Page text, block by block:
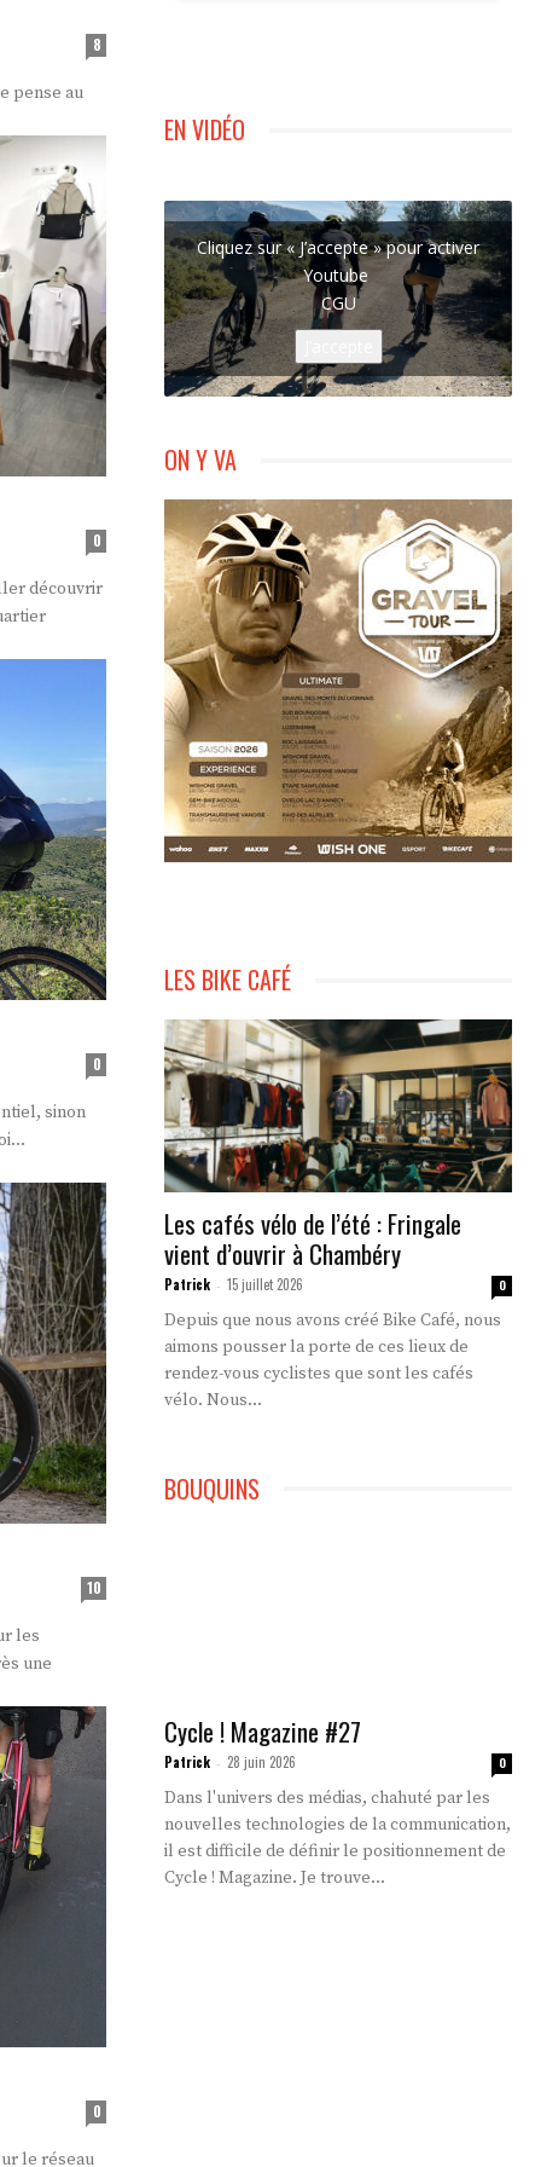
8
0
découvrir
0
10
une
0
EN VIDÉO
Cliquez sur « J’accepte » pour activer
Youtube
CGU
ON Y VA
LES BIKE CAFÉ
Les cafés vélo de l’été : Fringale
vient d’ouvrir à Chambéry
Patrick - 15 juillet 2026 0
Depuis que nous avons créé Bike Café, nous
aimons pousser la porte de ces lieux de
rendez-vous cyclistes que sont les cafés
vélo. Nous...
BOUQUINS
Cycle ! Magazine #27
Patrick - 28 juin 2026 0
Dans l'univers des médias, chahuté par les
nouvelles technologies de la communication,
il est difficile de définir le positionnement de
Cycle ! Magazine. Je trouve...